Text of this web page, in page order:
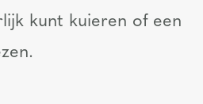
kunt kuieren of een